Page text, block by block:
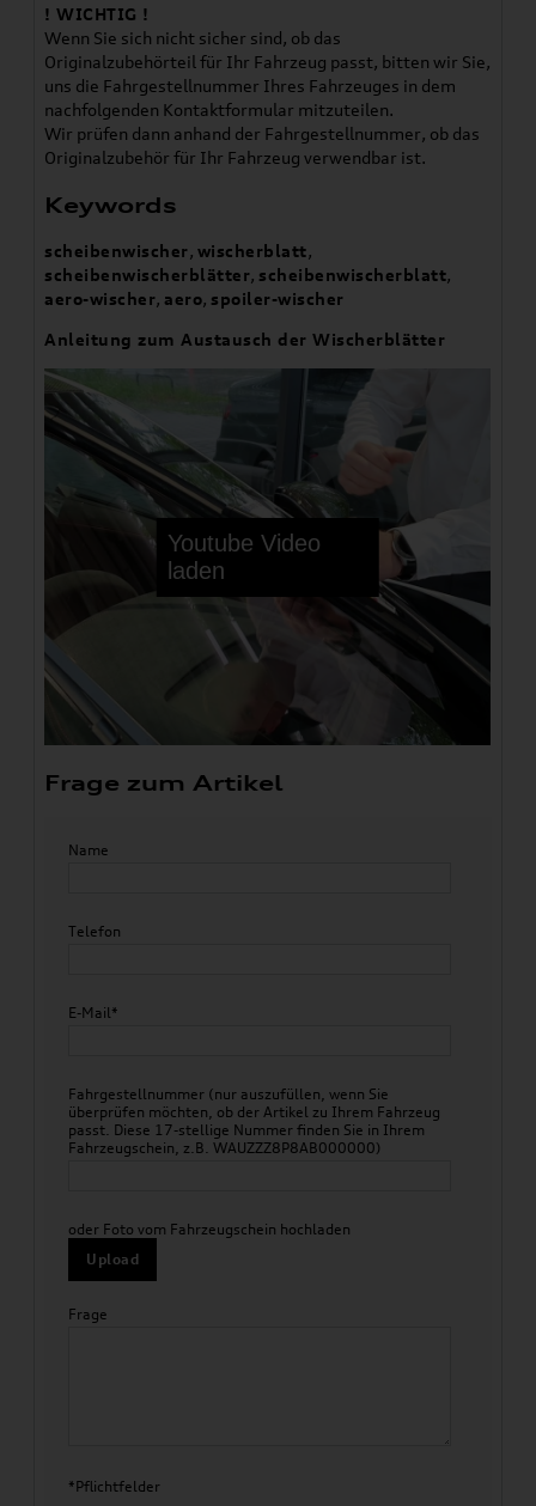
! WICHTIG !
Wenn Sie sich nicht sicher sind, ob das
Originalzubehörteil für Ihr Fahrzeug passt, bitten wir Sie,
uns die Fahrgestellnummer Ihres Fahrzeuges in dem
nachfolgenden Kontaktformular mitzuteilen.
Wir prüfen dann anhand der Fahrgestellnummer, ob das
Originalzubehör für Ihr Fahrzeug verwendbar ist.
Keywords
scheibenwischer, wischerblatt,
scheibenwischerblätter, scheibenwischerblatt,
aero-wischer, aero, spoiler-wischer
Anleitung zum Austausch der Wischerblätter
Frage zum Artikel
Name
Telefon
E-Mail*
Fahrgestellnummer (nur auszufüllen, wenn Sie
überprüfen möchten, ob der Artikel zu Ihrem Fahrzeug
passt. Diese 17-stellige Nummer finden Sie in Ihrem
Fahrzeugschein, z.B. WAUZZZ8P8AB000000)
oder Foto vom Fahrzeugschein hochladen
Upload
Frage
*Pflichtfelder